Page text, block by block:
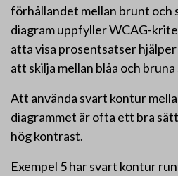
förhållandet mellan brunt och
diagram uppfyller WCAG-
atta visa prosentsatser hjälper
att skilja mellan blåa och
Att använda svart kontur
diagrammet är ofta ett bra
hög kontrast.
Exempel 5 har svart kontur